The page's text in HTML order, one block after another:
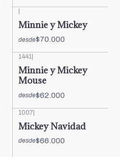
|
Minnie y Mickey
desde$70.000
1441
Minnie y Mickey
Mouse
desde$62.000
1007|
Mickey Navidad
desde$66.000